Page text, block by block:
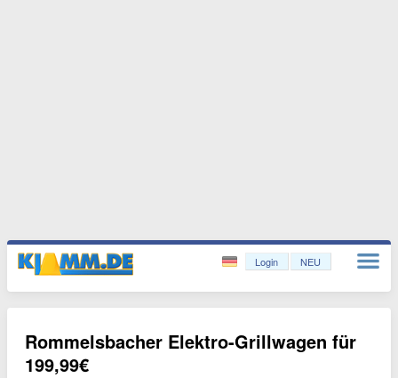
Login NEU
Rommelsbacher Elektro-Grillwagen für
199,99€